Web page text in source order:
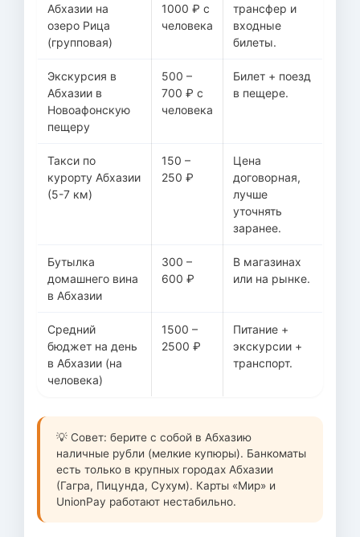
Абхазии на
озеро Рица
(групповая)
1000 ₽ с
человека
трансфер и
входные
билеты.
Экскурсия в
Абхазии в
Новоафонскую
пещеру
500 –
700 ₽ с
человека
Билет + поезд
в пещере.
Такси по
курорту Абхазии
(5-7 км)
150 –
250 ₽
Цена
договорная,
лучше
уточнять
заранее.
Бутылка
домашнего вина
в Абхазии
300 –
600 ₽
В магазинах
или на рынке.
Средний
бюджет на день
в Абхазии (на
человека)
1500 –
2500 ₽
Питание +
экскурсии +
транспорт.
💡 Совет: берите с собой в Абхазию
наличные рубли (мелкие купюры). Банкоматы
есть только в крупных городах Абхазии
(Гагра, Пицунда, Сухум). Карты «Мир» и
UnionPay работают нестабильно.